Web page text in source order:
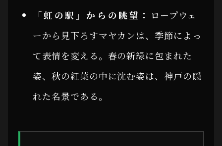
「虹の駅」からの眺望： ロープウェ
ーから見下ろすマヤカンは、季節によっ
て表情を変える。春の新緑に包まれた
姿、秋の紅葉の中に沈む姿は、神戸の隠
れた名景である。